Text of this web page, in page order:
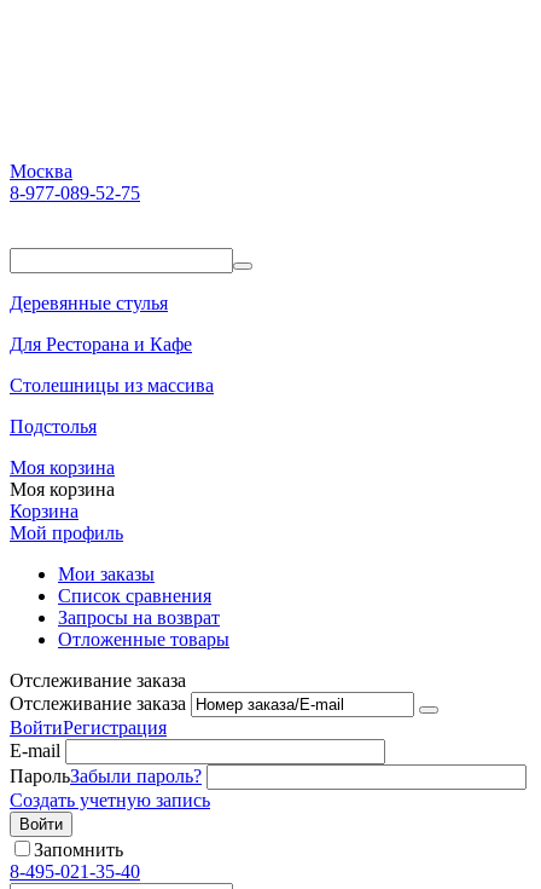
Москва
8-977-089-52-75
Деревянные стулья
Для Ресторана и Кафе
Столешницы из массива
Подстолья
Моя корзина
Моя корзина
Корзина
Мой профиль
Мои заказы
Список сравнения
Запросы на возврат
Отложенные товары
Отслеживание заказа
Отслеживание заказа
ВойтиРегистрация
E-mail
ПарольЗабыли пароль?
Создать учетную запись
Войти
Запомнить
8-495-021-35-40